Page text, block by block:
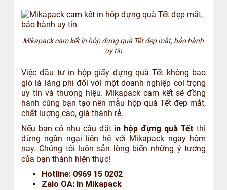
Mikapack cam kết in hộp đựng quà Tết đẹp mắt, bảo hành
uy tín
Việc đầu tư in hộp giấy đựng quà Tết không bao
giờ là lãng phí đối với một doanh nghiệp coi trọng
uy tín và thương hiệu. Mikapack cam kết sẽ đồng
hành cùng bạn tạo nên mẫu hộp quà Tết đẹp mắt,
chất lượng cao, giá thành rẻ.
Nếu bạn có nhu cầu đặtin hộp đựng quà Tếtthì
đừng ngần ngại liên hệ với Mikapack ngay hôm
nay. Chúng tôi luôn sẵn lòng biến những ý tưởng
của bạn thành hiện thực!
Hotline: 0969 15 0202
Zalo OA: In Mikapack